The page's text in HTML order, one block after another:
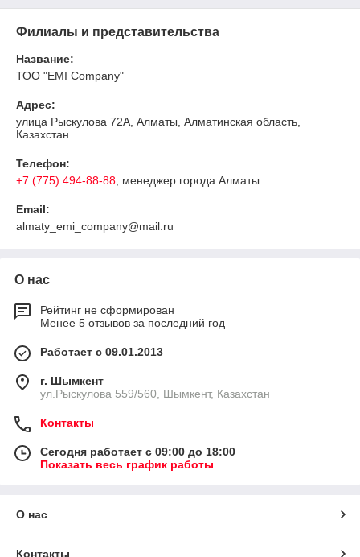
Филиалы и представительства
Название:
ТОО "EMI Company"
Адрес:
улица Рыскулова 72А, Алматы, Алматинская область,
Казахстан
Телефон:
+7 (775) 494-88-88 , менеджер города Алматы
Email:
almaty_emi_company@mail.ru
О нас
Рейтинг не сформирован
Менее 5 отзывов за последний год
Работает с 09.01.2013
г. Шымкент
ул.Рыскулова 559/560, Шымкент, Казахстан
Контакты
Сегодня работает с 09:00 до 18:00
Показать весь график работы
О нас
Контакты